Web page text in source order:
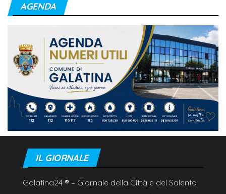
AGENDA
IL GIORNALE
Galatina24 ® – Giornale della Città e del Salento